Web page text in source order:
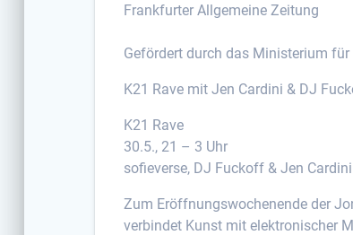
Frankfurter Allgemeine Zeitung
Gefördert durch das Ministerium
K21 Rave mit Jen Cardini & DJ
K21 Rave
30.5., 21 – 3 Uhr
sofieverse, DJ Fuckoff & Jen Cardini
Zum Eröffnungswochenende der
verbindet Kunst mit elektronischer